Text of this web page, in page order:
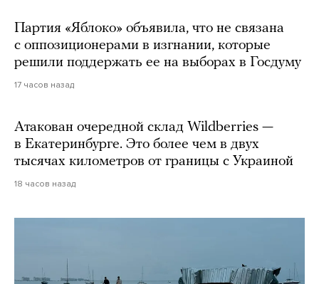
Партия «Яблоко» объявила, что не связана
с оппозиционерами в изгнании, которые
решили поддержать ее на выборах в Госдуму
17 часов назад
Атакован очередной склад Wildberries —
в Екатеринбурге. Это более чем в двух
тысячах километров от границы с Украиной
18 часов назад